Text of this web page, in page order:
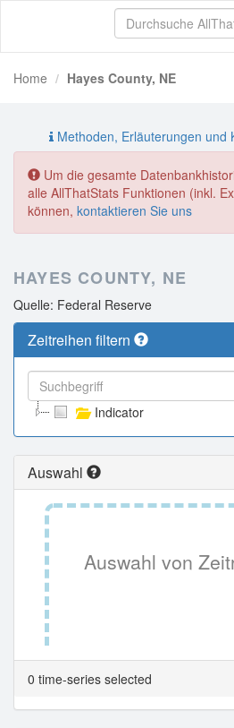
Home Hayes County, NE
Methoden, Erläuterungen und
Um die gesamte
alle AllThatStats Funktionen (inkl.
können, kontaktieren Sie uns
HAYES COUNTY, NE
Quelle: Federal Reserve
Zeitreihen filtern
Indicator
Auswahl
Auswahl von
0 time-series selected